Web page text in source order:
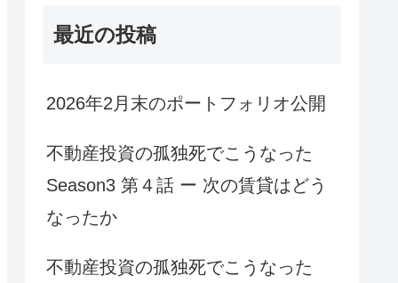
最近の投稿
2026年2月末のポートフォリオ公開
不動産投資の孤独死でこうなった
Season3 第４話 ー 次の賃貸はどう
なったか
不動産投資の孤独死でこうなった